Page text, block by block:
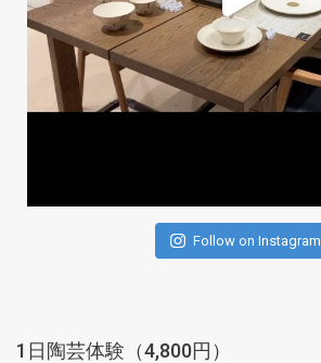
Follow on Instagram
1日陶芸体験（4,800円）